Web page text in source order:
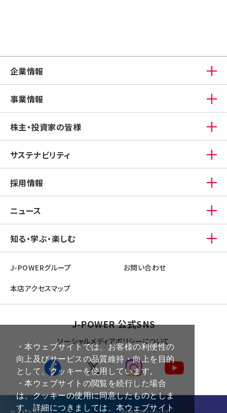
・本ウェブサイトでは、お客様の利便性の
向上及びサービスの品質維持・向上を目的
として、クッキーを使用しています。
・本ウェブサイトの閲覧を続行した場合
は、クッキーの使用に同意したものとしま
す。詳細につきましては、本ウェブサイト
企業情報
事業情報
株主・投資家の皆様
サステナビリティ
採用情報
ニュース
知る・学ぶ・楽しむ
J-POWERグループ お問い合わせ
本店アクセスマップ
J-POWER 公式SNS
ソーシャルメディアポリシーについて